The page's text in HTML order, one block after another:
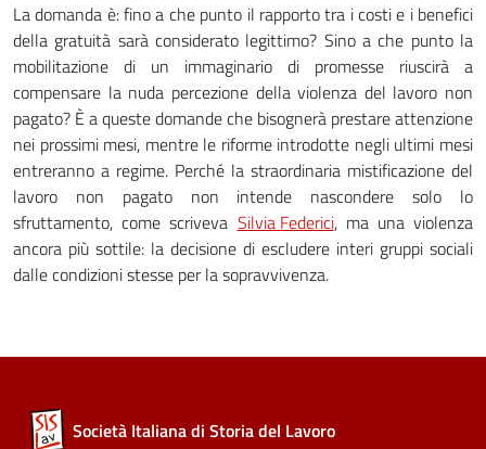
La domanda è: fino a che punto il rapporto tra i costi e i benefici
della gratuità sarà considerato legittimo? Sino a che punto la
mobilitazione di un immaginario di promesse riuscirà a
compensare la nuda percezione della violenza del lavoro non
pagato? È a queste domande che bisognerà prestare attenzione
nei prossimi mesi, mentre le riforme introdotte negli ultimi mesi
entreranno a regime. Perché la straordinaria mistificazione del
lavoro non pagato non intende nascondere solo lo
sfruttamento, come scriveva Silvia Federici, ma una violenza
ancora più sottile: la decisione di escludere interi gruppi sociali
dalle condizioni stesse per la sopravvivenza.
Società Italiana di Storia del Lavoro